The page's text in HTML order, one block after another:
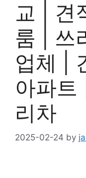
교 | 견
룸 | 쓰
업체 |
아파
리차
2025-02-24 by